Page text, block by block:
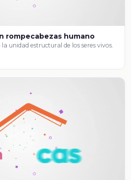
rompecabezas humano
unidad estructural de los seres vivos.